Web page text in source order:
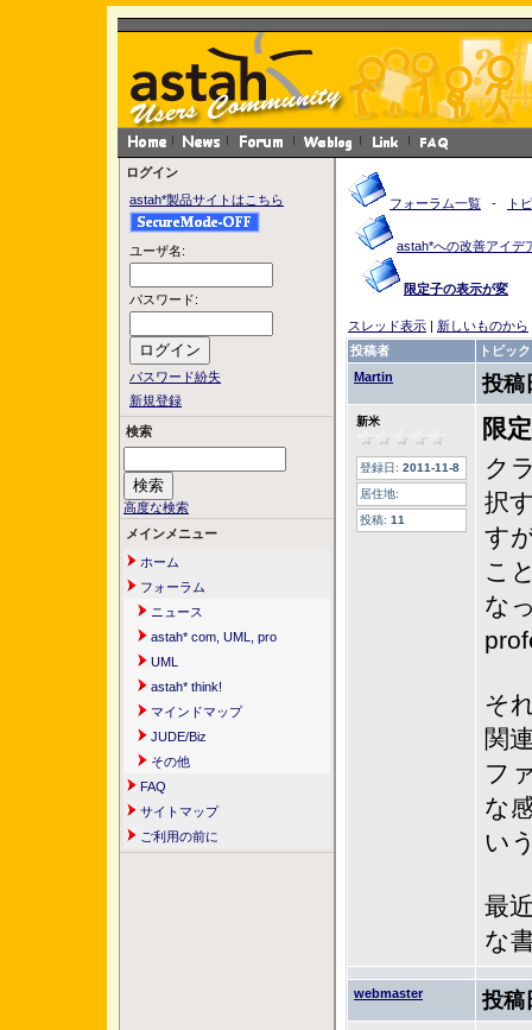
ログイン
astah*製品サイトはこちら
ユーザ名:
パスワード:
パスワード紛失
新規登録
検索
高度な検索
メインメニュー
ホーム
フォーラム
ニュース
astah* com, UML, pro
UML
astah* think!
マインドマップ
JUDE/Biz
その他
FAQ
サイトマップ
ご利用の前に
フォーラム一覧 - ト
astah*への改善アイデ
限定子の表示が変
スレッド表示 | 新しいものから
投稿者
トピック
Martin
投
新米
登録日: 2011-11-8
居住地:
投稿: 11
限
ク
択
す
こ
な
そ
関
フ
な
い
最
な
webmaster 投